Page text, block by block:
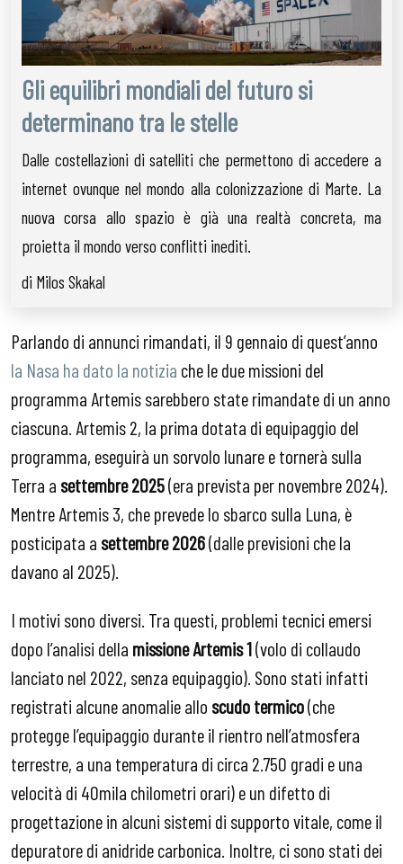
Gli equilibri mondiali del futuro si
determinano tra le stelle
Dalle costellazioni di satelliti che permettono di accedere a
internet ovunque nel mondo alla colonizzazione di Marte. La
nuova corsa allo spazio è già una realtà concreta, ma
proietta il mondo verso conflitti inediti.
di Milos Skakal
Parlando di annunci rimandati, il 9 gennaio di quest’anno
la Nasa ha dato la notizia che le due missioni del
programma Artemis sarebbero state rimandate di un anno
ciascuna. Artemis 2, la prima dotata di equipaggio del
programma, eseguirà un sorvolo lunare e tornerà sulla
Terra a settembre 2025(era prevista per novembre 2024).
Mentre Artemis 3, che prevede lo sbarco sulla Luna, è
posticipata a settembre 2026(dalle previsioni che la
davano al 2025).
I motivi sono diversi. Tra questi, problemi tecnici emersi
dopo l’analisi della missione Artemis 1(volo di collaudo
lanciato nel 2022, senza equipaggio). Sono stati infatti
registrati alcune anomalie allo scudo termico(che
protegge l’equipaggio durante il rientro nell’atmosfera
terrestre, a una temperatura di circa 2.750 gradi e una
velocità di 40mila chilometri orari) e un difetto di
progettazione in alcuni sistemi di supporto vitale, come il
depuratore di anidride carbonica. Inoltre, ci sono stati dei